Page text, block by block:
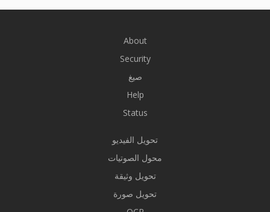
About
Security
صيغ
Help
Status
تحويل الفيديو
محول الصوتيات
تحويل وثيقة
تحويل صورة